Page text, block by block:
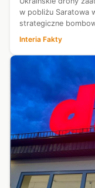
w pobliżu Saratowa
strategiczne
Morzu Azowskim,
Interia Fakty